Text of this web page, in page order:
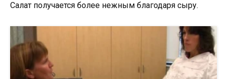
Салат получается более нежным благодаря сыру.